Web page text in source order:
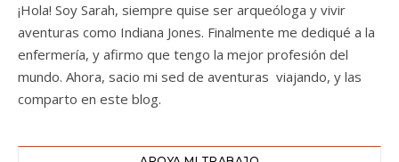
¡Hola! Soy Sarah, siempre quise ser arqueóloga y vivir
aventuras como Indiana Jones. Finalmente me dediqué a la
enfermería, y afirmo que tengo la mejor profesión del
mundo. Ahora, sacio mi sed de aventuras viajando, y las
comparto en este blog.